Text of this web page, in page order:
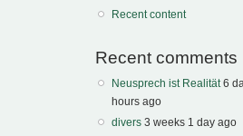
Recent content
Recent comments
Neusprech ist Realität 6
hours ago
divers 3 weeks 1 day ago